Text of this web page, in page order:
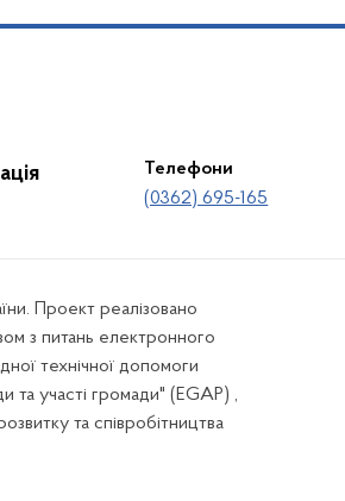
Телефони
(0362) 695-165
Проект реалізовано
з питань електронного
технічної допомоги
та участі громади" (EGAP) ,
та співробітництва